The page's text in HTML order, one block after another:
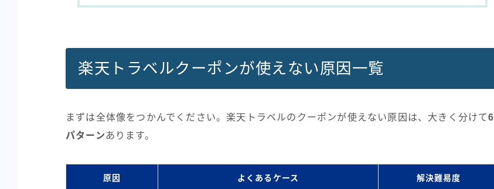
楽天トラベルクーポンが使えない原因一覧
まずは全体像をつかんでください。楽天トラベルのクーポンが使えない原因は、大きく分けて6
パターンあります。
原因 よくあるケース 解決難易度